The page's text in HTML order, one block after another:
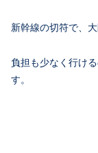
新幹線の切符で、
負担も少なく行け
す。